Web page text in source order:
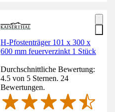
H-Pfostenträger 101 x 300 x
600 mm feuerverzinkt 1 Stück
Durchschnittliche Bewertung:
4.5 von 5 Sternen. 24
Bewertungen.